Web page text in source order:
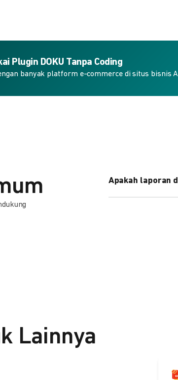
Plugin DOKU Tanpa Coding
banyak platform e-commerce di situs bisnis
Apakah laporan
Lainnya